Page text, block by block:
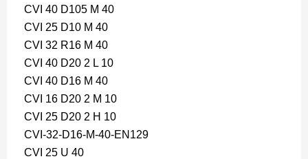
CVI 40 D105 M 40
CVI 25 D10 M 40
CVI 32 R16 M 40
CVI 40 D20 2 L 10
CVI 40 D16 M 40
CVI 16 D20 2 M 10
CVI 25 D20 2 H 10
CVI-32-D16-M-40-EN129
CVI 25 U 40